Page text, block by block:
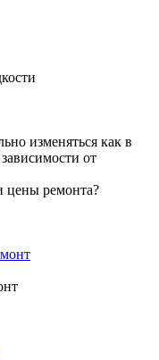
изменяться как в
от
цены ремонта?